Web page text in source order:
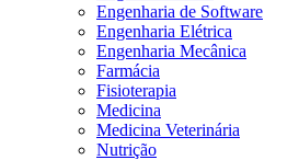
Engenharia de Software
Engenharia Elétrica
Engenharia Mecânica
Farmácia
Fisioterapia
Medicina
Medicina Veterinária
Nutrição